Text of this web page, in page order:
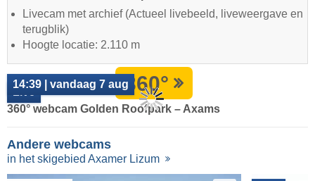
Livecam met archief (Actueel livebeeld, liveweergave en
terugblik)
Hoogte locatie: 2.110 m
360°
Live
14:39 | vandaag 7 aug
360° webcam Golden Roofpark – Axams
Andere webcams
in het skigebied Axamer Lizum